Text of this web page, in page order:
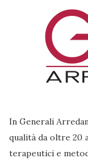
In Generali
qualità da oltre 20
terapeutici e